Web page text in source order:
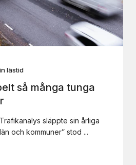
lästid
så många tunga
släppte sin årliga
och kommuner” stod ...